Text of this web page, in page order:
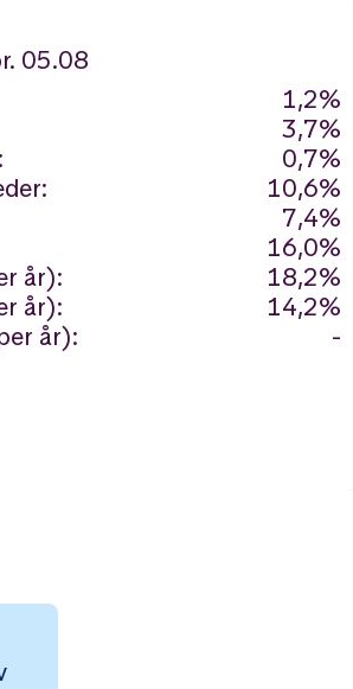
05.08
1,2%
3,7%
0,7%
10,6%
7,4%
16,0%
år):
18,2%
år):
14,2%
år):
-